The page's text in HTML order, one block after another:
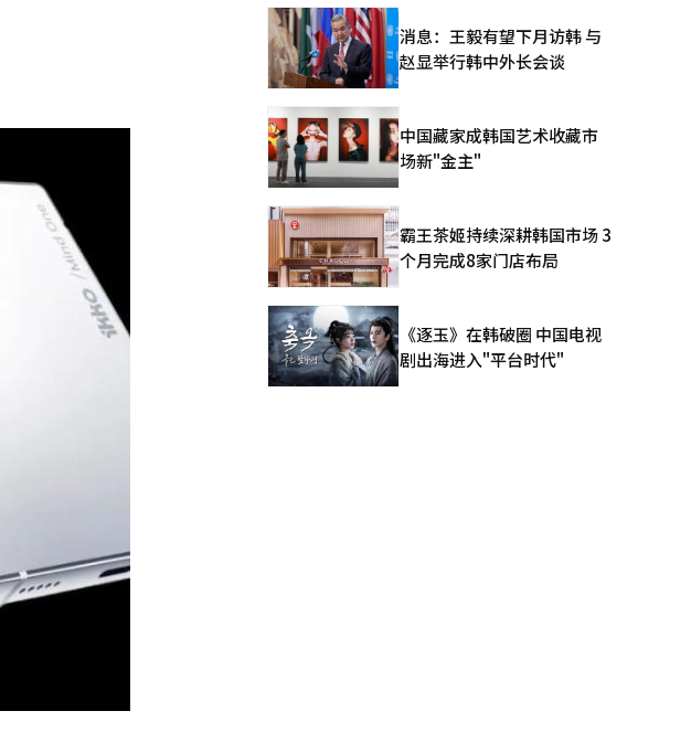
消息：王毅有望下月访韩 与
赵显举行韩中外长会谈
中国藏家成韩国艺术收藏市
场新"金主"
霸王茶姬持续深耕韩国市场 3
个月完成8家门店布局
《逐玉》在韩破圈 中国电视
剧出海进入"平台时代"